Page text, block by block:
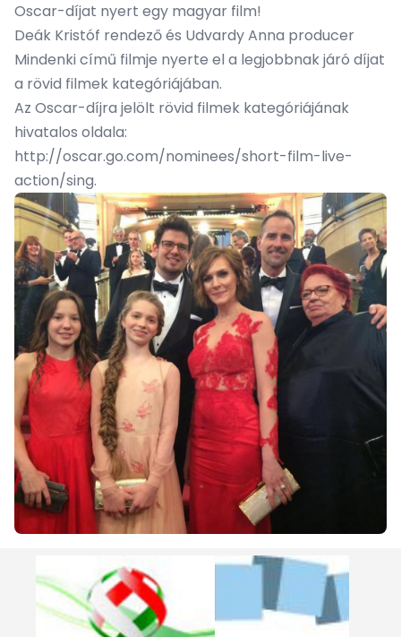
Oscar-díjat nyert egy magyar film!
Deák Kristóf rendező és Udvardy Anna producer
Mindenki című filmje nyerte el a legjobbnak járó díjat
a rövid filmek kategóriájában.
Az Oscar-díjra jelölt rövid filmek kategóriájának
hivatalos oldala:
http://oscar.go.com/nominees/short-film-live-
action/sing.